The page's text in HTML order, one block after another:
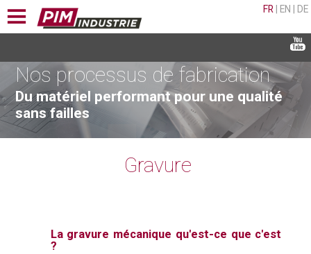
FR EN DE
Nos processus de fabrication
Du matériel performant pour une qualité
sans failles
Gravure
La gravure mécanique qu'est-ce que c'est
?